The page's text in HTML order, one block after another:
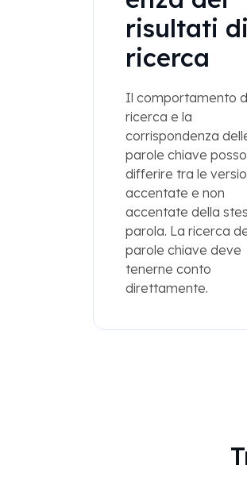
risultati di
ricerca
Il comportamento
ricerca e la
corrispondenza
parole chiave
differire tra le
accentate e non
accentate della
parola. La ricerca
parole chiave deve
tenerne conto
direttamente.